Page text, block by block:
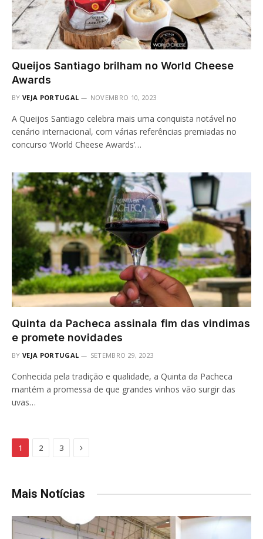
Queijos Santiago brilham no World Cheese
Awards
BY VEJA PORTUGAL NOVEMBRO 10, 2023
A Queijos Santiago celebra mais uma conquista notável no
cenário internacional, com várias referências premiadas no
concurso ‘World Cheese Awards’…
Quinta da Pacheca assinala fim das vindimas
e promete novidades
BY VEJA PORTUGAL SETEMBRO 29, 2023
Conhecida pela tradição e qualidade, a Quinta da Pacheca
mantém a promessa de que grandes vinhos vão surgir das
uvas…
1 2 3 Next
Mais Notícias